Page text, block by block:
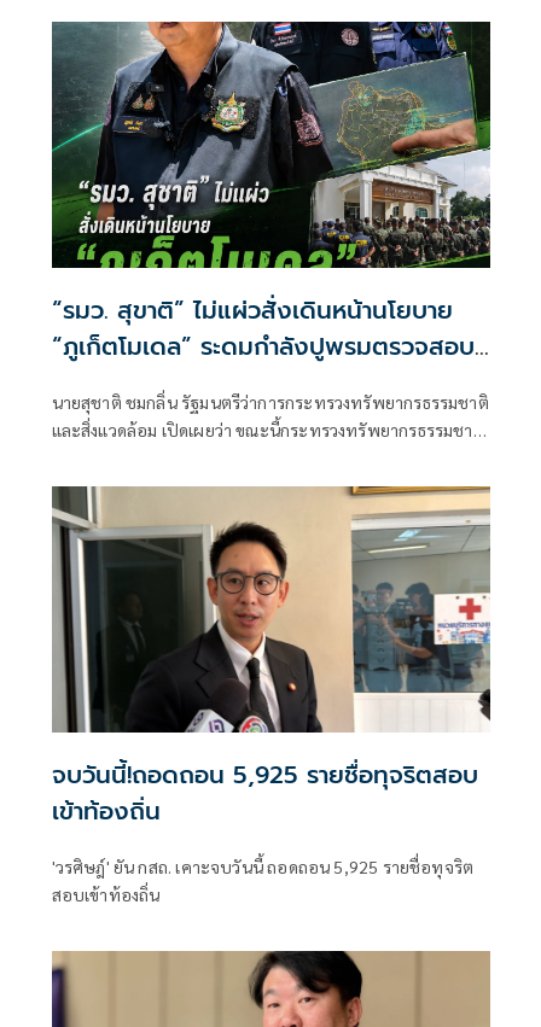
นครราชสีมา
“รมว. สุขาติ” ไม่แผ่วสั่งเดินหน้านโยบาย
“ภูเก็ตโมเดล” ระดมกำลังปูพรมตรวจสอบ
พื้นที่ทั้งเกาะภูเก็ต อีก 40 จุด พร้อมเร่ง
ผลักดันประกาศป่านันทนาการหาดนุ้ย ภูเก็ต
นายสุชาติ ชมกลิ่น รัฐมนตรีว่าการกระทรวงทรัพยากรธรรมชาติ
และสิ่งแวดล้อม เปิดเผยว่า ขณะนี้กระทรวงทรัพยากรธรรมชาติ
จบวันนี้!ถอดถอน 5,925 รายชื่อทุจริตสอบ
เข้าท้องถิ่น
'วรศิษฎ์' ยัน กสถ. เคาะจบวันนี้ ถอดถอน 5,925 รายชื่อทุจริต
สอบเข้าท้องถิ่น